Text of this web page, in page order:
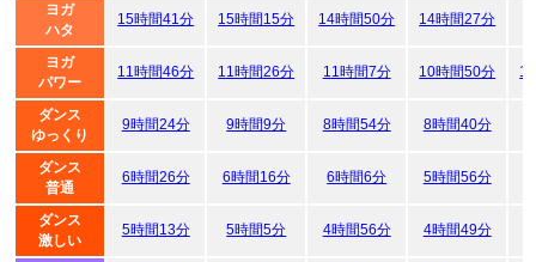
ヨガ
ハタ
15時間41分 15時間15分 14時間50分 14時間27分
ヨガ
パワー
11時間46分 11時間26分 11時間7分 10時間50分
ダンス
ゆっくり
9時間24分 9時間9分 8時間54分 8時間40分
ダンス
普通
6時間26分 6時間16分 6時間6分 5時間56分
ダンス
激しい
5時間13分 5時間5分 4時間56分 4時間49分